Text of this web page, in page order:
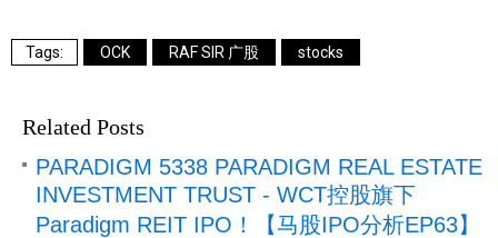
OCK RAF SIR 广股 stocks
Related Posts
PARADIGM 5338 PARADIGM REAL ESTATE
INVESTMENT TRUST - WCT控股旗下
Paradigm REIT IPO！【马股IPO分析EP63】